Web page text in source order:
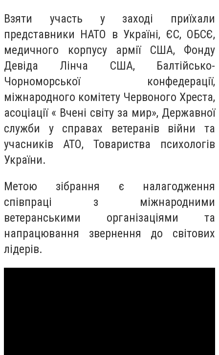
Взяти участь у заході приїхали
представники НАТО в Україні, ЄС, ОБСЄ,
медичного корпусу армії США, Фонду
Девіда Лінча США, Балтійсько-
Чорноморської конфедерації,
міжнародного комітету Червоного Хреста,
асоціації « Вчені світу за мир», Державної
служби у справах ветеранів війни та
учасників АТО, Товариства психологів
України.
Метою зібрання є налагодження
співпраці з міжнародними
ветеранськими організаціями та
напрацювання звернення до світових
лідерів.